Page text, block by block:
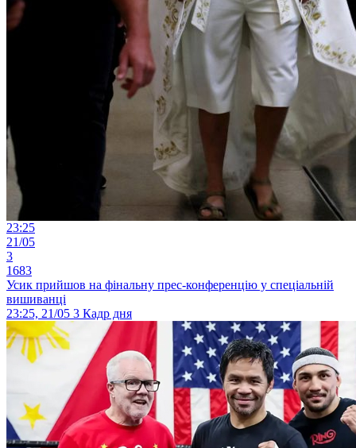
23:25
21/05
3
1683
Усик прийшов на фінальну прес-конференцію у спеціальній
вишиванці
23:25, 21/05 3 Кадр дня